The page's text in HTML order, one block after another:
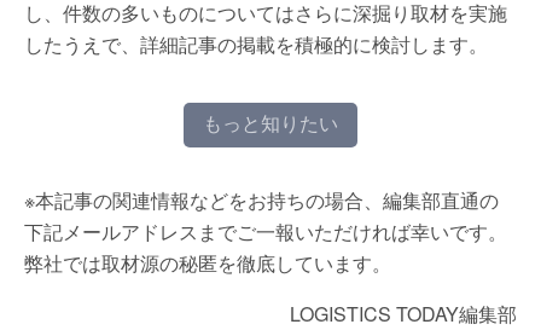
し、件数の多いものについてはさらに深掘り取材を実施
したうえで、詳細記事の掲載を積極的に検討します。
もっと知りたい
※本記事の関連情報などをお持ちの場合、編集部直通の
下記メールアドレスまでご一報いただければ幸いです。
弊社では取材源の秘匿を徹底しています。
LOGISTICS TODAY編集部